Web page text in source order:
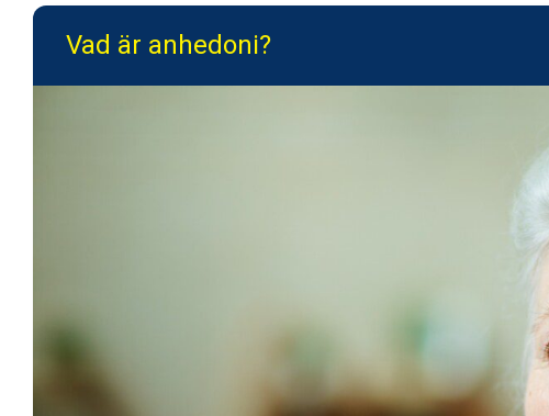
Vad är anhedoni?